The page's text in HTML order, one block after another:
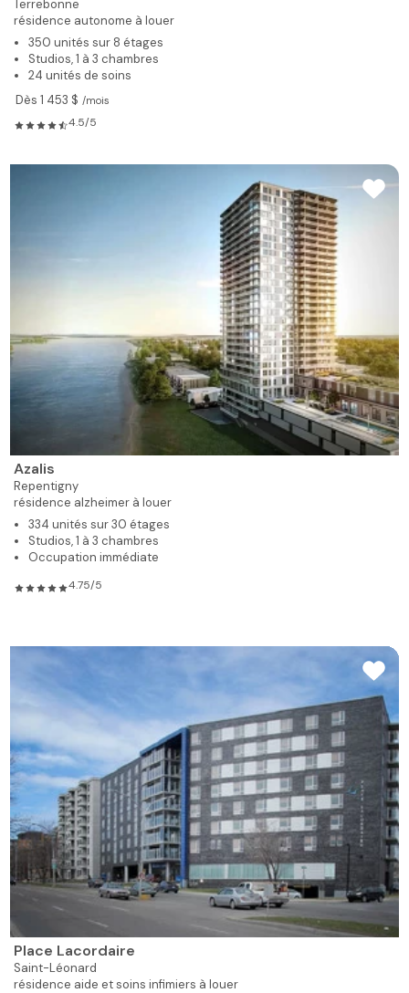
Terrebonne
résidence autonome à louer
350 unités sur 8 étages
Studios, 1 à 3 chambres
24 unités de soins
Dès 1 453 $ /mois
4.5/5
Azalis
Repentigny
résidence alzheimer à louer
334 unités sur 30 étages
Studios, 1 à 3 chambres
Occupation immédiate
4.75/5
Place Lacordaire
Saint-Léonard
résidence aide et soins infimiers à louer